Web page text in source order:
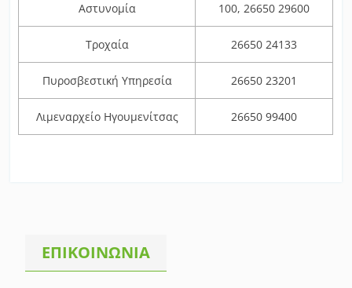
Αστυνομία 100, 26650 29600
Τροχαία 26650 24133
Πυροσβεστική Υπηρεσία 26650 23201
Λιμεναρχείο Ηγουμενίτσας 26650 99400
ΕΠΙΚΟΙΝΩΝΙΑ